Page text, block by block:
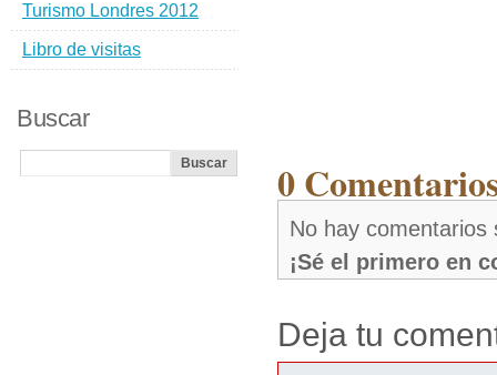
0
No hay comentarios
¡Sé el primero en
Deja tu
Turismo Londres 2012
Libro de visitas
Buscar